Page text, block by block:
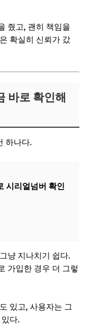
줬고, 괜히 책임을
확실히 신뢰가 갔
바로 확인해
하나다.
시리얼넘버 확인
냥 지나치기 쉽다.
가입한 경우 더 그렇
있고, 사용자는 그
다.